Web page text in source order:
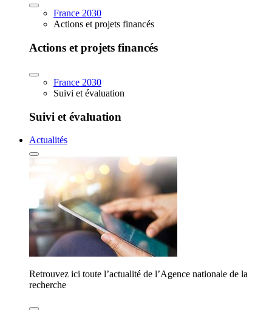
France 2030
Actions et projets financés
Actions et projets financés
France 2030
Suivi et évaluation
Suivi et évaluation
Actualités
Retrouvez ici toute l’actualité de l’Agence nationale de la
recherche